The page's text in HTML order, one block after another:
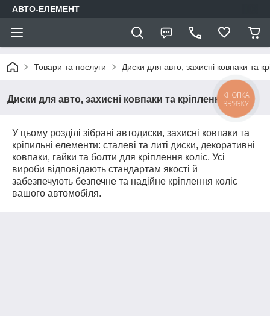
АВТО-ЕЛЕМЕНТ
Товари та послуги Диски для авто, захисні ковпаки та
Диски для авто, захисні ковпаки та кріплення
У цьому розділі зібрані автодиски, захисні ковпаки та
кріпильні елементи: сталеві та литі диски, декоративні
ковпаки, гайки та болти для кріплення коліс. Усі
вироби відповідають стандартам якості й
забезпечують безпечне та надійне кріплення коліс
вашого автомобіля.
КНОПКА
ЗВ'ЯЗКУ